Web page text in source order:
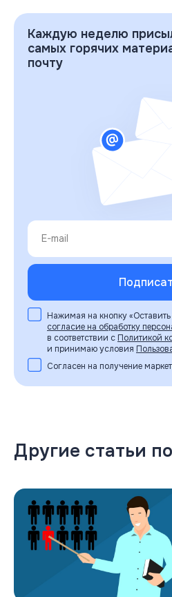
Каждую неделю
самых горячих
почту
Нажимая на кнопку
согласие на обработку
в соответствии с Политикой
и принимаю условия
Согласен на получение
Другие статьи